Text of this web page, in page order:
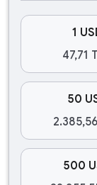
1
47,71
50
500